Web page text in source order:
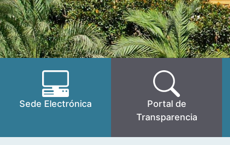
Sede Electrónica
Portal de
Transparencia